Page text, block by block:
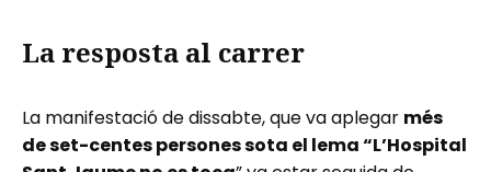
La resposta al carrer
La manifestació de dissabte, que va aplegar més
de set-centes persones sota el lema “L’Hospital